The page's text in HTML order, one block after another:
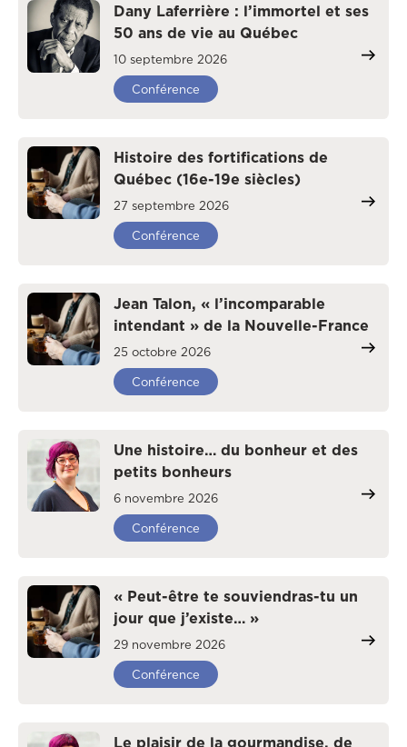
Dany Laferrière : l’immortel et ses
50 ans de vie au Québec
10 septembre 2026
Conférence
Histoire des fortifications de
Québec (16e-19e siècles)
27 septembre 2026
Conférence
Jean Talon, « l’incomparable
intendant » de la Nouvelle-France
25 octobre 2026
Conférence
Une histoire… du bonheur et des
petits bonheurs
6 novembre 2026
Conférence
« Peut-être te souviendras-tu un
jour que j’existe… »
29 novembre 2026
Conférence
Le plaisir de la gourmandise, de